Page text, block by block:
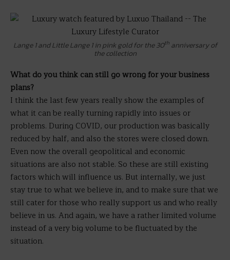
Lange 1 and Little Lange 1 in pink gold for the 30thanniversary of
the collection
What do you think can still go wrong for your business
plans?
I think the last few years really show the examples of
what it can be really turning rapidly into issues or
problems. During COVID, our production was basically
reduced by half, and also the stores were closed down.
Even now the overall geopolitical and economic
situations are also not stable. So these are still existing
factors which will influence us. But internally, we just
stay true to what we believe in, and to make sure that we
still cater for those who really support us and who really
believe in us. And again, we have a rather limited volume
instead of a very big volume to be fluctuated by the
situation.